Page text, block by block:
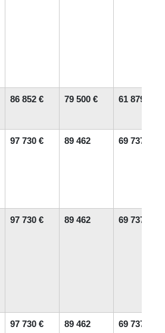
86 852 € 79 500 € 61 879 €
97 730 € 89 462 69 737 €
97 730 € 89 462 69 737 €
97 730 € 89 462 69 737 €